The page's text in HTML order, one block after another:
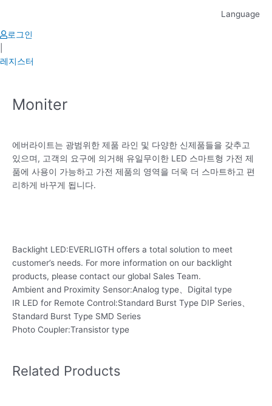
content
Language
로그인
레지스터
Moniter
에버라이트는 광범위한 제품 라인 및 다양한 신제품들을 갖추고
있으며, 고객의 요구에 의거해 유일무이한 LED 스마트형 가전 제
품에 사용이 가능하고 가전 제품의 영역을 더욱 더 스마트하고 편
리하게 바꾸게 됩니다.
Backlight LED:EVERLIGTH offers a total solution to meet
customer’s needs. For more information on our backlight
products, please contact our global Sales Team.
Ambient and Proximity Sensor:Analog type、Digital type
IR LED for Remote Control:Standard Burst Type DIP Series、
Standard Burst Type SMD Series
Photo Coupler:Transistor type
Related Products